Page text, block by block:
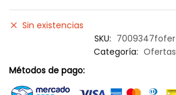
Sin existencias
SKU: 7009347fofer
Categoría: Ofertas
Métodos de pago: